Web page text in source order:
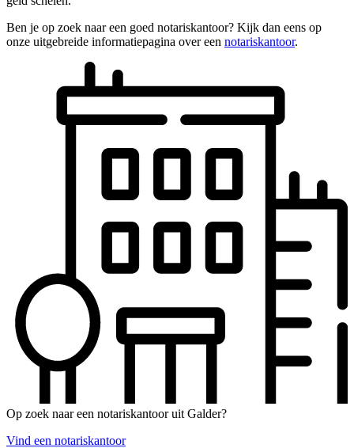
Ben je op zoek naar een goed notariskantoor? Kijk dan eens op
onze uitgebreide informatiepagina over een notariskantoor.
Op zoek naar een notariskantoor uit Galder?
Vind een notariskantoor